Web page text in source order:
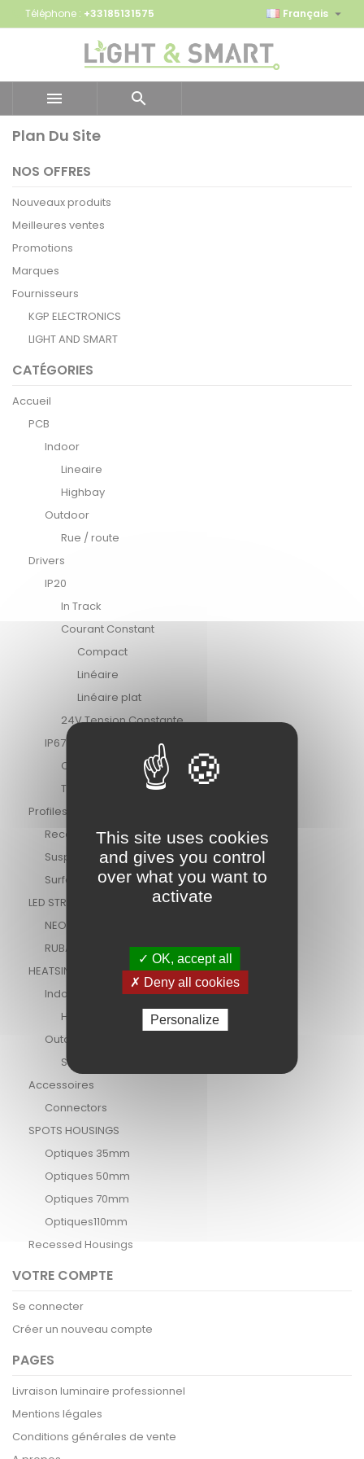
Téléphone : +33185131575 Français 
 
Plan Du Site
NOS OFFRES
Nouveaux produits
Meilleures ventes
Promotions
Marques
Fournisseurs
KGP ELECTRONICS
LIGHT AND SMART
CATÉGORIES
Accueil
PCB
Indoor
Lineaire
Highbay
Outdoor
Rue / route
Drivers
IP20
In Track
Courant Constant
Compact
Linéaire
Linéaire plat
24V Tension Constante
IP67
Courant constant
Tension Constante
Profiles
Recessed
Suspended
Surface Mounted
LED STRIPS RUBANS LED
NEON 24V FLEX
RUBANS SMD TAPE
HEATSINKS
Indoor
Highbay
Outdoor
Street Lighting
Accessoires
Connectors
SPOTS HOUSINGS
Optiques 35mm
Optiques 50mm
Optiques 70mm
Optiques110mm
Recessed Housings
VOTRE COMPTE
Se connecter
Créer un nouveau compte
PAGES
Livraison luminaire professionnel
Mentions légales
Conditions générales de vente
This site uses cookies
and gives you control
over what you want to
activate
✓ OK, accept all
✗ Deny all cookies
Personalize